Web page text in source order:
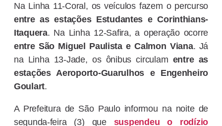
Na Linha 11-Coral, os veículos fazem o percurso
entre as estações Estudantes e Corinthians-
Itaquera. Na Linha 12-Safira, a operação ocorre
entre São Miguel Paulista e Calmon Viana. Já
na Linha 13-Jade, os ônibus circulam entre as
estações Aeroporto-Guarulhos e Engenheiro
Goulart.
A Prefeitura de São Paulo informou na noite de
segunda-feira (3) que suspendeu o rodízio